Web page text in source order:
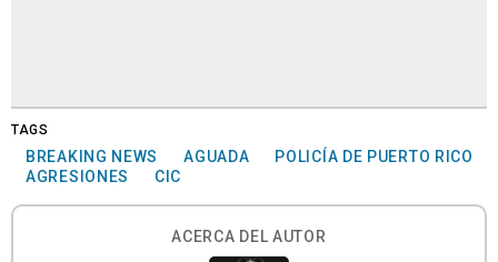
TAGS
BREAKING NEWS AGUADA
POLICÍA DE PUERTO RICO
AGRESIONES
CIC
ACERCA DEL AUTOR